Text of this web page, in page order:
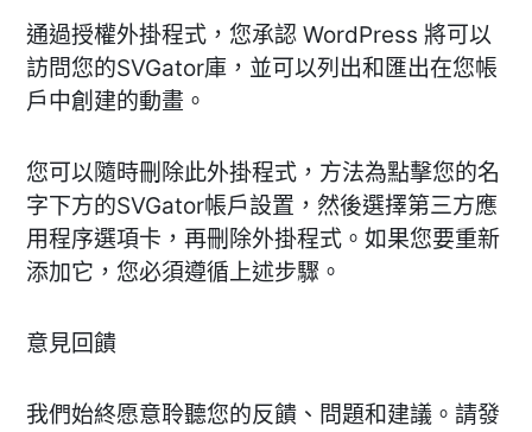
通過授權外掛程式，您承認 WordPress 將可以
訪問您的SVGator庫，並可以列出和匯出在您帳
戶中創建的動畫。
您可以隨時刪除此外掛程式，方法為點擊您的名
字下方的SVGator帳戶設置，然後選擇第三方應
用程序選項卡，再刪除外掛程式。如果您要重新
添加它，您必須遵循上述步驟。
意見回饋
我們始終愿意聆聽您的反饋、問題和建議。請發